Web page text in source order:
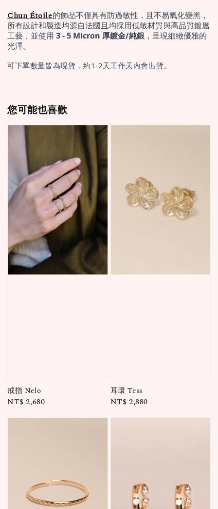
Chun Étoile的飾品不僅具有防過敏性，且不易氧化變黑，
所有設計和製造均源自法國且均採用低敏材質與高品質鍍層
工藝，並使用 3 - 5 Micron 厚鍍金/純銀 ，呈現細緻優雅的
光澤。
可下單數量皆為現貨，約1-2天工作天內會出貨。
您可能也喜歡
戒指 Nelo
Regular
NT$ 2,680
耳環 Tess
Regular
NT$ 2,880